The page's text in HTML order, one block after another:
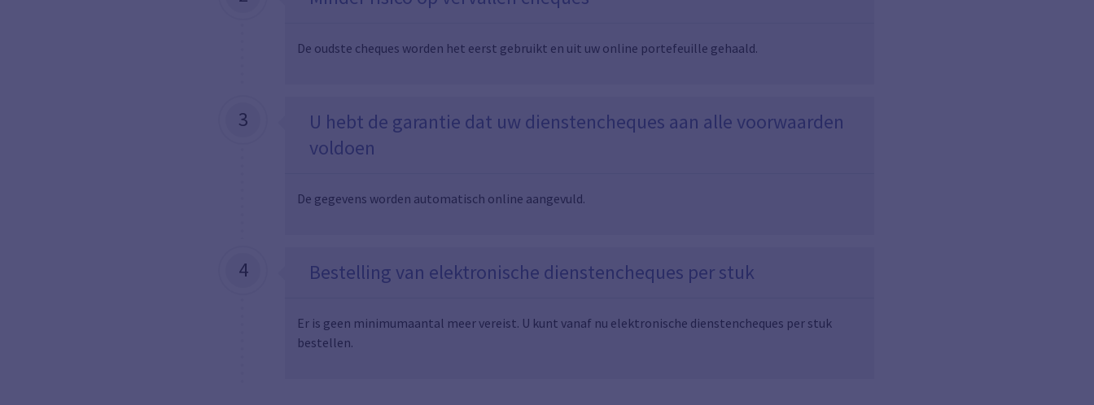
De oudste cheques worden het eerst gebruikt en uit uw online portefeuille gehaald.
3
U hebt de garantie dat uw dienstencheques aan alle voorwaarden
voldoen
De gegevens worden automatisch online aangevuld.
4 Bestelling van elektronische dienstencheques per stuk
Er is geen minimumaantal meer vereist. U kunt vanaf nu elektronische dienstencheques per stuk
bestellen.